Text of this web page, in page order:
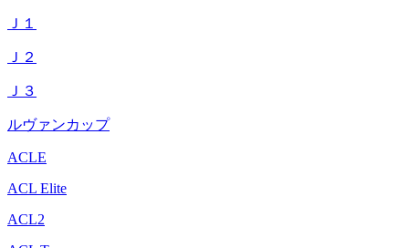
Ｊ１
Ｊ２
Ｊ３
ルヴァンカップ
ACLE
ACL Elite
ACL2